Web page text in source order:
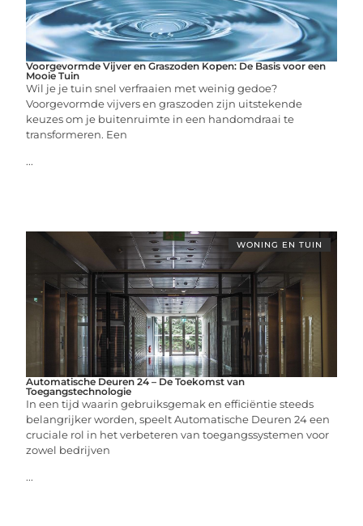
Voorgevormde Vijver en Graszoden Kopen: De Basis voor een
Mooie Tuin
Wil je je tuin snel verfraaien met weinig gedoe?
Voorgevormde vijvers en graszoden zijn uitstekende
keuzes om je buitenruimte in een handomdraai te
transformeren. Een
...
WONING EN TUIN
Automatische Deuren 24 – De Toekomst van
Toegangstechnologie
In een tijd waarin gebruiksgemak en efficiëntie steeds
belangrijker worden, speelt Automatische Deuren 24 een
cruciale rol in het verbeteren van toegangssystemen voor
zowel bedrijven
...